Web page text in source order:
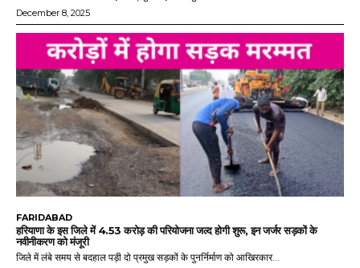
December 8, 2025
FARIDABAD
हरियाणा के इस जिले में 4.53 करोड़ की परियोजना जल्द होगी शुरू, इन जर्जर सड़कों के
नवीनीकरण को मंजूरी
जिले में लंबे समय से बदहाल पड़ी दो प्रमुख सड़कों के पुनर्निर्माण को आखिरकार...